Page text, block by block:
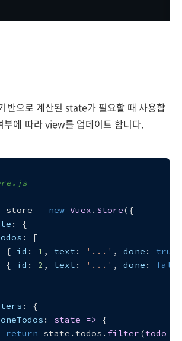
으로 계산된 state가 필요할 때 사용합
에 따라 view를 업데이트 합니다.
store = new Vuex . Store({
: {
: [
{
id : 1 , text : '...' , done : true
{
id : 2 , text : '...' , done : false
: {
: state => {
return state.todos . filter (todo